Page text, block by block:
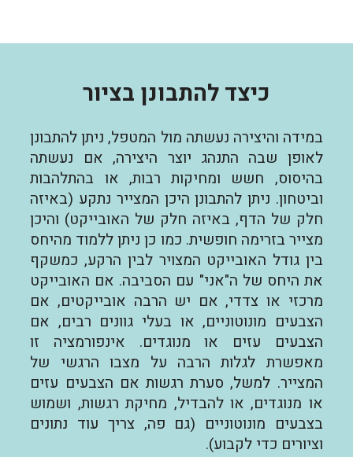
כיצד להתבונן בציור
במידה והיצירה נעשתה מול המטפל, ניתן להתבונן
לאופן שבה התנהג יוצר היצירה, אם נעשתה
בהיסוס, חשש ומחיקות רבות, או בהתלהבות
וביטחון. ניתן להתבונן היכן המצייר נתקע (באיזה
חלק של הדף, באיזה חלק של האובייקט) והיכן
מצייר בזרימה חופשית. כמו כן ניתן ללמוד מהיחס
בין גודל האובייקט המצויר לבין הרקע, כמשקף
את היחס של ה"אני" עם הסביבה. אם האובייקט
מרכזי או צדדי, אם יש הרבה אובייקטים, אם
הצבעים מונוטוניים, או בעלי גוונים רבים, אם
הצבעים עזים או מנוגדים. אינפורמציה זו
מאפשרת לגלות הרבה על מצבו הרגשי של
המצייר. למשל, סערת רגשות אם הצבעים עזים
או מנוגדים, או להבדיל, מחיקת רגשות, ושמוש
בצבעים מונוטוניים (גם פה, צריך עוד נתונים
וציורים כדי לקבוע).